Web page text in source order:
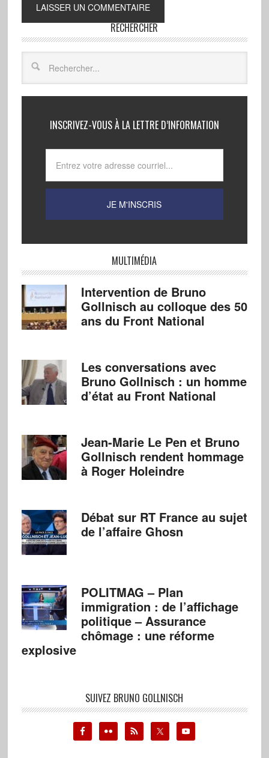
RECHERCHER
INSCRIVEZ-VOUS À LA LETTRE D’INFORMATION
MULTIMÉDIA
Intervention de Bruno
Gollnisch au colloque des 50
ans du Front National
Les conversations avec
Bruno Gollnisch : un homme
d’état au Front National
Jean-Marie Le Pen et Bruno
Gollnisch rendent hommage
à Roger Holeindre
Débat sur RT France au sujet
de l’affaire Ghosn
POLITMAG – Plan
immigration : de l’affichage
politique – Assurance
chômage : une réforme
explosive
SUIVEZ BRUNO GOLLNISCH